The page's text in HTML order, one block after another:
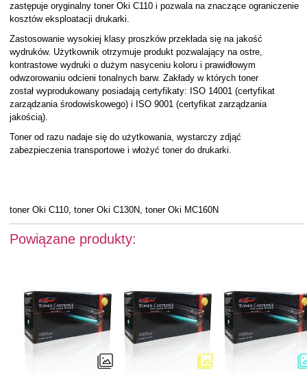
zastępuje oryginalny toner Oki C110 i pozwala na znaczące ograniczenie
kosztów eksploatacji drukarki.
Zastosowanie wysokiej klasy proszków przekłada się na jakość
wydruków. Użytkownik otrzymuje produkt pozwalający na ostre,
kontrastowe wydruki o dużym nasyceniu koloru i prawidłowym
odwzorowaniu odcieni tonalnych barw. Zakłady w których toner
został wyprodukowany posiadają certyfikaty: ISO 14001 (certyfikat
zarządzania środowiskowego) i ISO 9001 (certyfikat zarządzania
jakością).
Toner od razu nadaje się do użytkowania, wystarczy zdjąć
zabezpieczenia transportowe i włożyć toner do drukarki.
toner Oki C110, toner Oki C130N, toner Oki MC160N
Powiązane produkty: